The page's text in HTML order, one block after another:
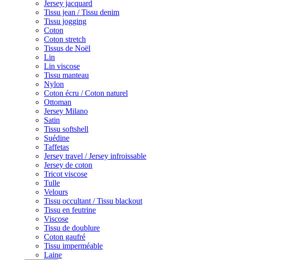
Jersey jacquard
Tissu jean / Tissu denim
Tissu jogging
Coton
Coton stretch
Tissus de Noël
Lin
Lin viscose
Tissu manteau
Nylon
Coton écru / Coton naturel
Ottoman
Jersey Milano
Satin
Tissu softshell
Suédine
Taffetas
Jersey travel / Jersey infroissable
Jersey de coton
Tricot viscose
Tulle
Velours
Tissu occultant / Tissu blackout
Tissu en feutrine
Viscose
Tissu de doublure
Coton gaufré
Tissu imperméable
Laine